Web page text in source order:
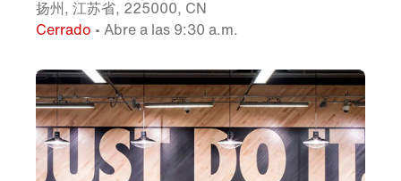
扬州, 江苏省, 225000, CN
Cerrado • Abre a las 9:30 a.m.